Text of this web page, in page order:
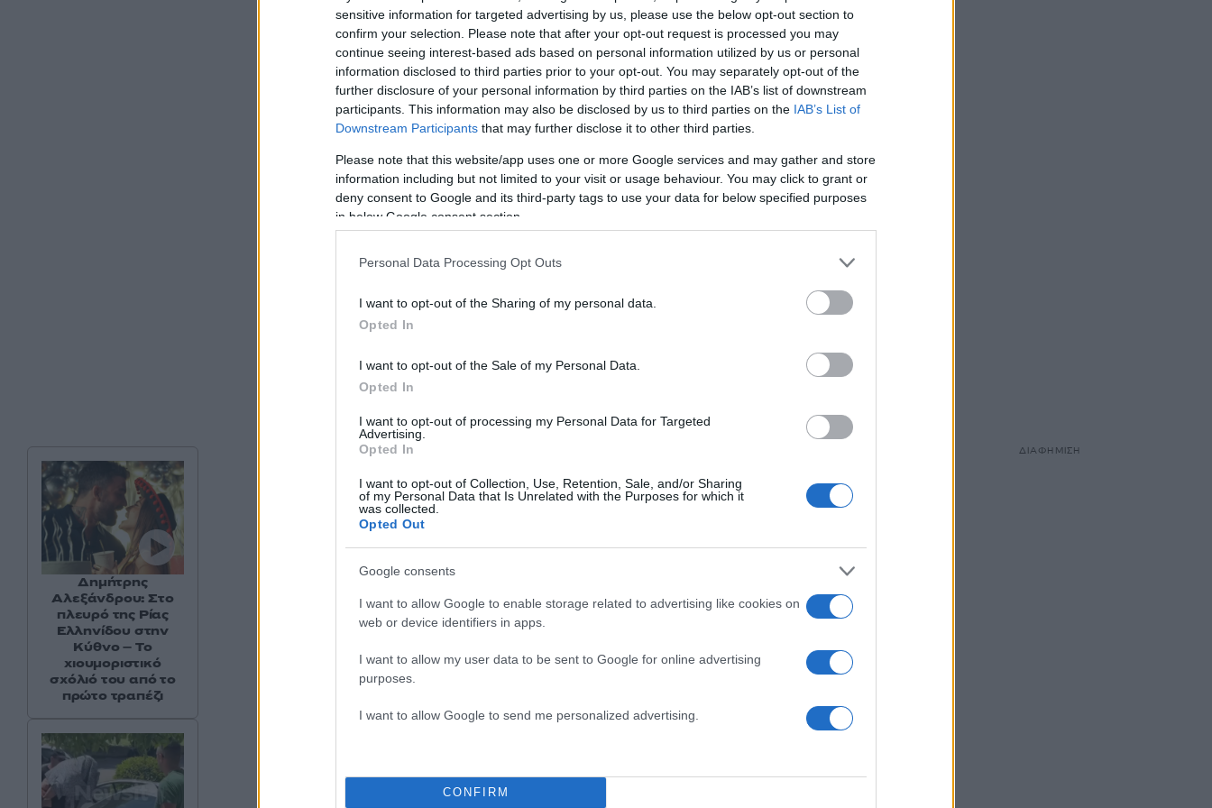
sensitive information for targeted advertising by us, please use the below opt-out section to
confirm your selection. Please note that after your opt-out request is processed you may
continue seeing interest-based ads based on personal information utilized by us or personal
information disclosed to third parties prior to your opt-out. You may separately opt-out of the
further disclosure of your personal information by third parties on the IAB’s list of downstream
participants. This information may also be disclosed by us to third parties on the IAB’s List of
Downstream Participants that may further disclose it to other third parties.
Please note that this website/app uses one or more Google services and may gather and store
information including but not limited to your visit or usage behaviour. You may click to grant or
deny consent to Google and its third-party tags to use your data for below specified purposes
in below Google consent section.
Personal Data Processing Opt Outs
I want to opt-out of the Sharing of my personal data.
Opted In
I want to opt-out of the Sale of my Personal Data.
Opted In
I want to opt-out of processing my Personal Data for Targeted
Advertising.
Opted In
I want to opt-out of Collection, Use, Retention, Sale, and/or Sharing
of my Personal Data that Is Unrelated with the Purposes for which it
was collected.
Opted Out
Google consents
I want to allow Google to enable storage related to advertising like cookies on
web or device identifiers in apps.
I want to allow my user data to be sent to Google for online advertising
purposes.
I want to allow Google to send me personalized advertising.
CONFIRM
ΔΙΑΦΗΜΙΣΗ
Δημήτρης
Αλεξάνδρου: Στο
πλευρό της Ρίας
Ελληνίδου στην
Κύθνο – Το
χιουμοριστικό
σχόλιό του από το
πρώτο τραπέζι
ΔΙΑΦΗΜΙΣΗ